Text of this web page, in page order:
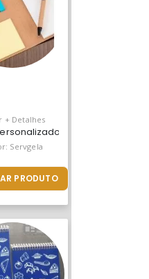
+ Detalhes
Com Post-It +
Servgela
PRODUTO